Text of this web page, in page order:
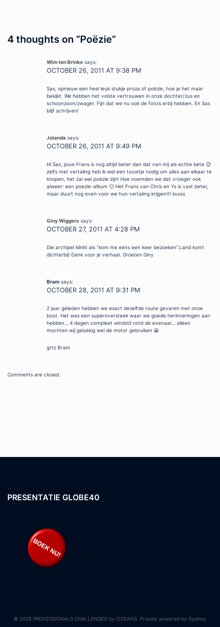
4 thoughts on “Poëzie”
Wim ten Brinke says:
OCTOBER 26, 2011 AT 9:38 PM
Sas, opnieuw een heel leuk stukje proza of poëzie, hoe je het maar
bekijkt. We hebben het volste vertrouwen in onze dochter/zus en
schoonzoon/zwager. Fijn dat we nu ook de foto’s erbij hebben. En Sas
blijf schrijven!
Jolanda says:
OCTOBER 26, 2011 AT 9:49 PM
Hi Sas, jouw Frans is nog altijd beter dan dat van mij als echte beta 😉
zelfs met vertaling heb ik wel een touwtje nodig om alles aan elkaar te
knopen, het zal wel poëzie zijn! Hoe noemden we dat vroeger ook
alweer: een poezie-album 🙂 Het Frans van Chris en Ys is vast beter,
maar duurt nog even voor we hun vertaling krijgen!!! kusss
Giny Wiggers says:
OCTOBER 27, 2011 AT 4:28 PM
Die archipel klinkt als “kom me eens een keer bezoeken”.Land komt
dichterbij! Dank voor je verhaal. Groeten Giny
Bram says:
OCTOBER 28, 2011 AT 9:31 PM
2 jaar geleden hebben we exact dezelfde route gevaren met onze
boot. Het was een superoversteek waar we goede herinneringen aan
hebben… 4 dagen compleet windstil rond de evenaar… alleen
mochten wij gelukkig wel de motor gebruiken 😀
grtz Bram
Comments are closed.
PRESENTATIE GLOBE40
© 2026 PROFESSIONALS CHALLENGED by OCEANS. Proudly powered by Sydney